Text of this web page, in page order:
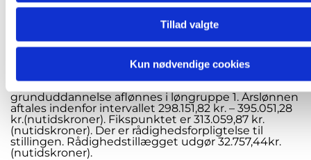
Tillad valgte
Kun nødvendige cookies
Det er en betingelse, at den obligatoriske
grunduddannelse for sognemedhjælpere / kirke-
og kulturmedarbejdere gennemføres indenfor 2 år
efter ansættelsens start, medmindre du i kraft af din
hidtidige uddannelse opfylder uddannelseskravet.
Medarbejdere, der ikke opfylder uddannelseskrav
og ikke har gennemført den obligatoriske
grunduddannelse aflønnes i løngruppe 1. Årslønnen
aftales indenfor intervallet 298.151,82 kr. – 395.051,28
kr.(nutidskroner). Fikspunktet er 313.059,87 kr.
(nutidskroner). Der er rådighedsforpligtelse til
stillingen. Rådighedstillægget udgør 32.757,44kr.
(nutidskroner).